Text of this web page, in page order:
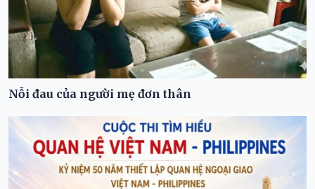
Nỗi đau của người mẹ đơn thân